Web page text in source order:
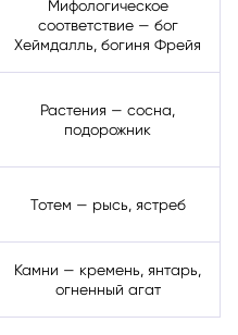
Мифологическое
соответствие — бог
Хеймдалль, богиня Фрейя
Растения — сосна,
подорожник
Тотем — рысь, ястреб
Камни — кремень, янтарь,
огненный агат